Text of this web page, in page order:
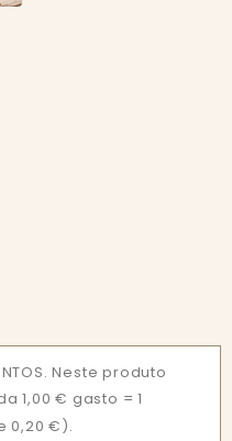
Neste produto
1,00 € gasto = 1
0,20 €).